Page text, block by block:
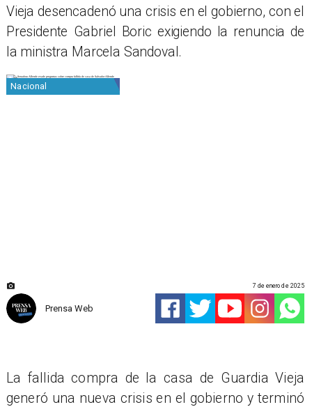
Vieja desencadenó una crisis en el gobierno, con el
Presidente Gabriel Boric exigiendo la renuncia de
la ministra Marcela Sandoval.
Nacional
Prensa Web
7 de enero de 2025
La fallida compra de la casa de Guardia Vieja
generó una nueva crisis en el gobierno y terminó